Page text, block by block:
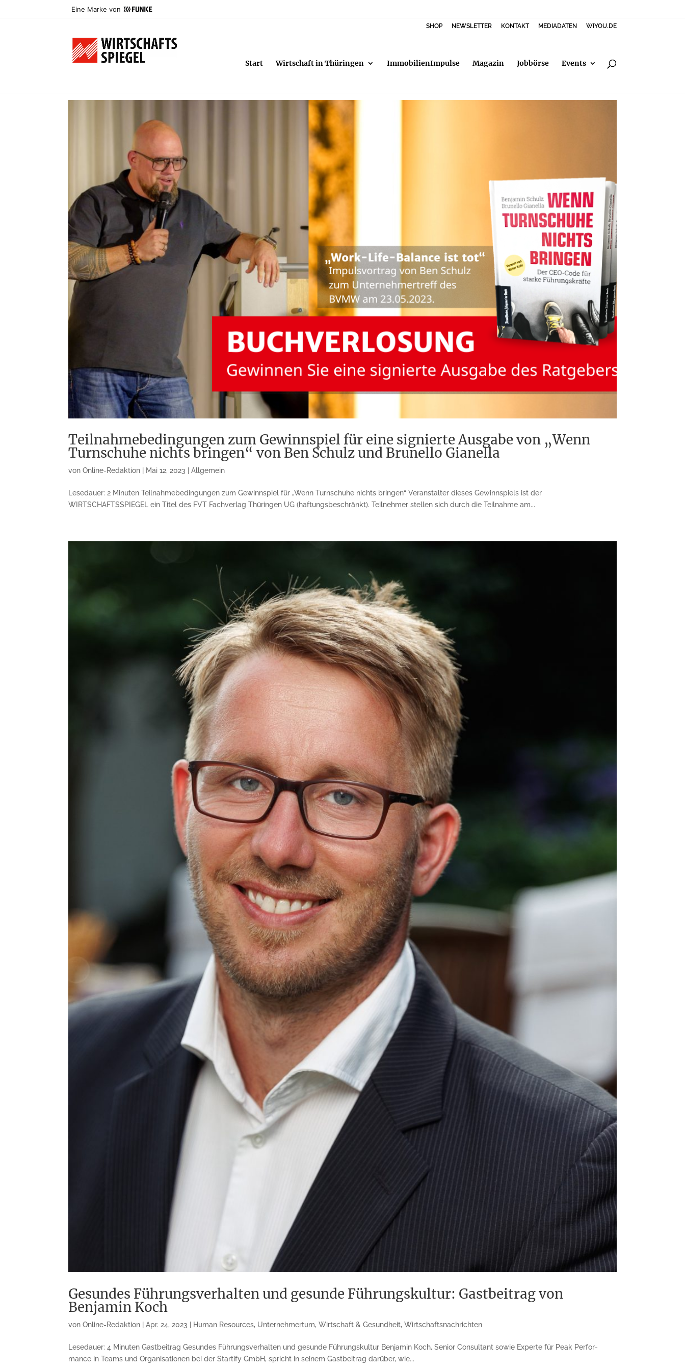
Eine Marke von
SHOP NEWSLETTER KONTAKT MEDIADATEN WIYOU.DE
Start Wirtschaft in Thüringen ImmobilienImpulse Magazin Jobbörse Events
Teilnahmebedingungen zum Gewinnspiel für eine signierte Ausgabe von „Wenn
Turnschuhe nichts bringen“ von Ben Schulz und Brunello Gianella
vonOnline-Redaktion Mai 12, 2023 |Allgemein
Lesedauer: 2 Minuten Teilnahmebedingungen zum Gewinnspiel für „Wenn Turnschuhe nichts bringen“ Veranstalter dieses Gewinnspiels ist der
WIRTSCHAFTSSPIEGEL ein Titel des FVT Fachverlag Thüringen UG (haftungsbeschränkt). Teilnehmer stellen sich durch die Teilnahme am...
Gesundes Führungsverhalten und gesunde Führungskultur: Gastbeitrag von
Benjamin Koch
vonOnline-Redaktion |Apr. 24, 2023 Human Resources, Unternehmertum,Wirtschaft & Gesundheit,Wirtschaftsnachrichten
Lesedauer: 4 Minuten Gastbeitrag Gesundes Führungs­verhalten und gesunde Führungs­kultur Benjamin Koch, Senior Consultant sowie Experte für Peak Perfor­
mance in Teams und Organi­sa­tionen bei der Startify GmbH, spricht in seinem Gast­beitrag darüber, wie...